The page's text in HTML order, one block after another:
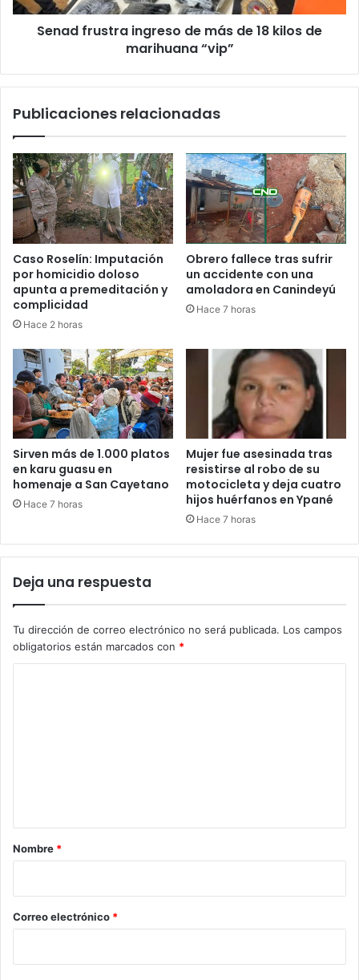
Senad frustra ingreso de más de 18 kilos de
marihuana “vip”
Publicaciones relacionadas
Caso Roselín: Imputación
por homicidio doloso
apunta a premeditación y
complicidad
Hace 2 horas
Obrero fallece tras sufrir
un accidente con una
amoladora en Canindeyú
Hace 7 horas
Sirven más de 1.000 platos
en karu guasu en
homenaje a San Cayetano
Hace 7 horas
Mujer fue asesinada tras
resistirse al robo de su
motocicleta y deja cuatro
hijos huérfanos en Ypané
Hace 7 horas
Deja una respuesta
Tu dirección de correo electrónico no será publicada. Los campos
obligatorios están marcados con *
r
*
Nombre *
Correo electrónico *